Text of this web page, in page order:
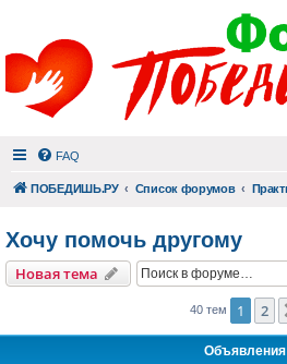
FAQ
ПОБЕДИШЬ.РУ Список форумов
Хочу помочь другому
Новая тема
40 тем 1 2
Объявления